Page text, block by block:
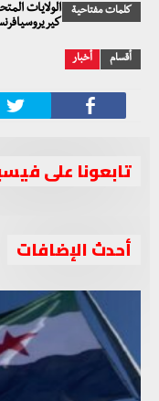
كلمات مفتاحية
الولايات
أقسام أخبار
تابعونا على
أحدث الإضافات